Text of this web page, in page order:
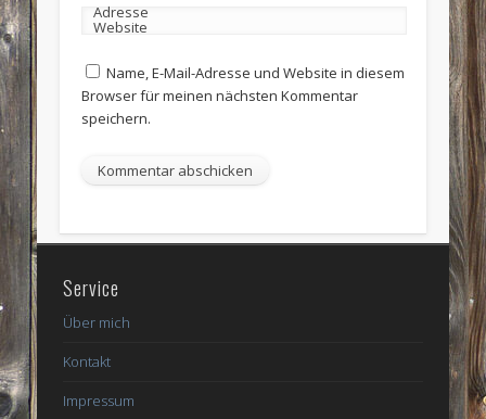
Adresse
Website
Name, E-Mail-Adresse und Website in diesem
Browser für meinen nächsten Kommentar
speichern.
Service
Über mich
Kontakt
Impressum